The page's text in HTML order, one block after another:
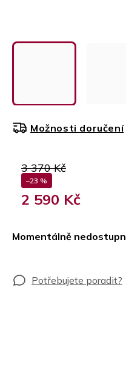
3 370 Kč
–23 %
2 590 Kč
Momentálně
Možnosti doručení